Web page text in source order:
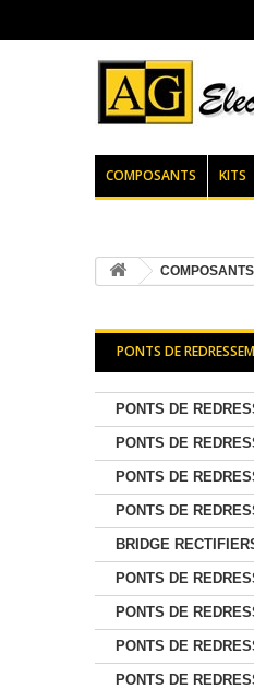
COMPOSANTS KITS
COMPOSANTS
PONTS DE
PONTS DE
PONTS DE
PONTS DE
PONTS DE
BRIDGE
PONTS DE
PONTS DE
PONTS DE
PONTS DE